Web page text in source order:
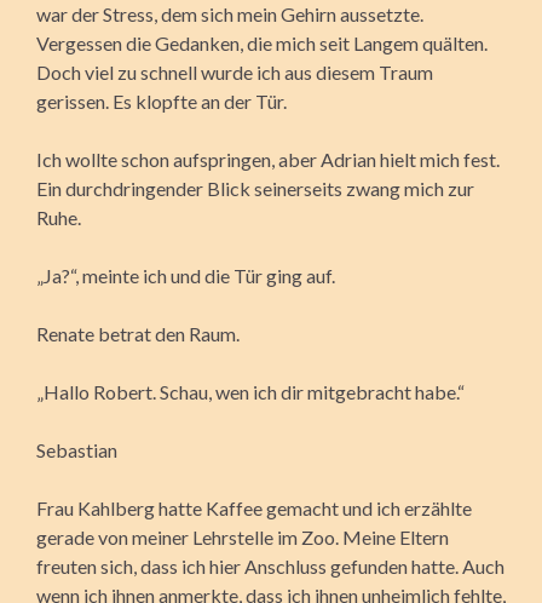
war der Stress, dem sich mein Gehirn aussetzte.
Vergessen die Gedanken, die mich seit Langem quälten.
Doch viel zu schnell wurde ich aus diesem Traum
gerissen. Es klopfte an der Tür.
Ich wollte schon aufspringen, aber Adrian hielt mich fest.
Ein durchdringender Blick seinerseits zwang mich zur
Ruhe.
„Ja?“, meinte ich und die Tür ging auf.
Renate betrat den Raum.
„Hallo Robert. Schau, wen ich dir mitgebracht habe.“
Sebastian
Frau Kahlberg hatte Kaffee gemacht und ich erzählte
gerade von meiner Lehrstelle im Zoo. Meine Eltern
freuten sich, dass ich hier Anschluss gefunden hatte. Auch
wenn ich ihnen anmerkte, dass ich ihnen unheimlich fehlte,